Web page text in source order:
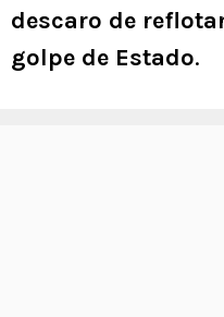
descaro de
golpe de Estado.